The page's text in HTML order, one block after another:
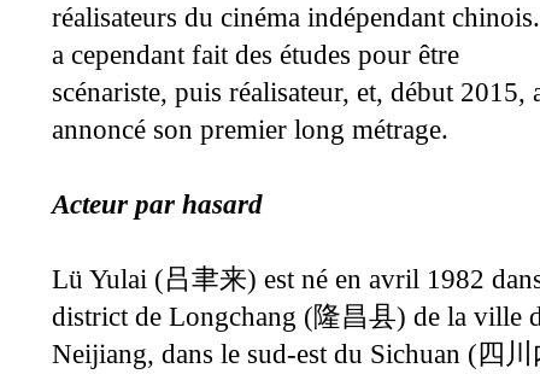
réalisateurs du cinéma indépendant
a cependant fait des études pour être
scénariste, puis réalisateur, et, début 2015,
annoncé son premier long métrage.
Acteur par hasard
Lü Yulai (吕聿来) est né en avril 1982
district de Longchang (隆昌县) de la ville
Neijiang, dans le sud-est du Sichuan ( 四川